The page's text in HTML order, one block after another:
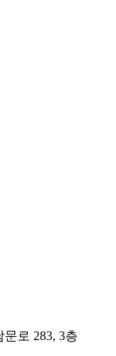
로 283, 3층